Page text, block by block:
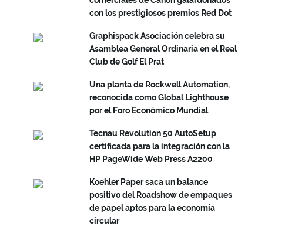
con los prestigiosos premios Red Dot
Graphispack Asociación celebra su
Asamblea General Ordinaria en el Real
Club de Golf El Prat
Una planta de Rockwell Automation,
reconocida como Global Lighthouse
por el Foro Económico Mundial
Tecnau Revolution 50 AutoSetup
certificada para la integración con la
HP PageWide Web Press A2200
Koehler Paper saca un balance
positivo del Roadshow de empaques
de papel aptos para la economía
circular